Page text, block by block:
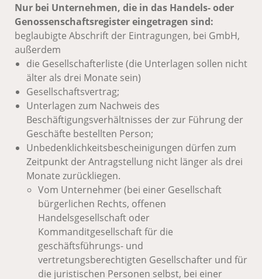
Nur bei Unternehmen, die in das Handels- oder
Genossenschaftsregister eingetragen sind:
beglaubigte Abschrift der Eintragungen, bei GmbH,
außerdem
die Gesellschafterliste (die Unterlagen sollen nicht
älter als drei Monate sein)
Gesellschaftsvertrag;
Unterlagen zum Nachweis des
Beschäftigungsverhältnisses der zur Führung der
Geschäfte bestellten Person;
Unbedenklichkeitsbescheinigungen dürfen zum
Zeitpunkt der Antragstellung nicht länger als drei
Monate zurückliegen.
Vom Unternehmer (bei einer Gesellschaft
bürgerlichen Rechts, offenen
Handelsgesellschaft oder
Kommanditgesellschaft für die
geschäftsführungs- und
vertretungsberechtigten Gesellschafter und für
die juristischen Personen selbst, bei einer